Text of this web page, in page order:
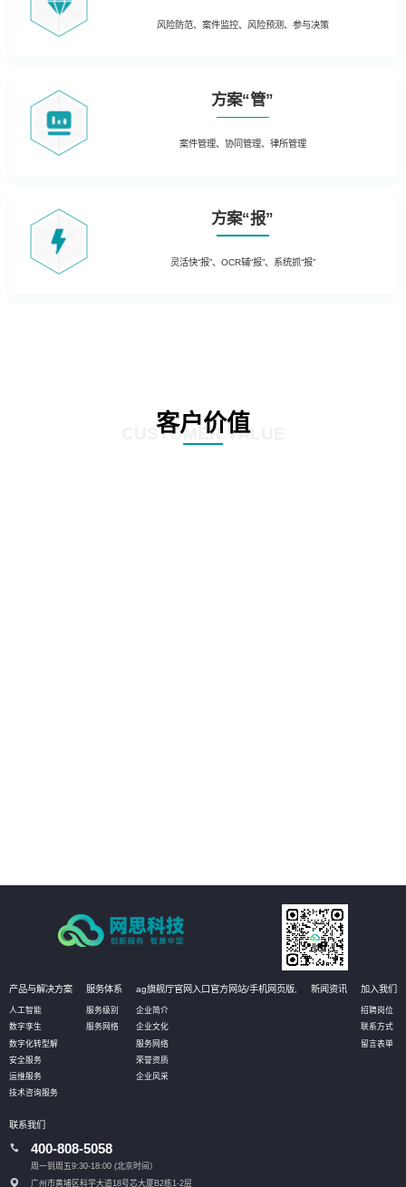
风险防范、案件监控、风险预测、参与决策
方案“管”
案件管理、协同管理、律所管理
方案“报”
灵活快“报”、OCR辅“报”、系统抓“报”
客户价值
CUSTOMER VALUE
产品与解决方案
人工智能
数字孪生
数字化转型解
安全服务
运维服务
技术咨询服务
服务体系
服务级别
服务网络
ag旗舰厅官网入口官方网站/手机网页版,
企业简介
企业文化
服务网络
荣誉资质
企业风采
新闻资讯 加入我们
招聘岗位
联系方式
留言表单
联系我们
400-808-5058
周一到周五9:30-18:00 (北京时间）
广州市黄埔区科学大道18号芯大厦B2栋1-2层